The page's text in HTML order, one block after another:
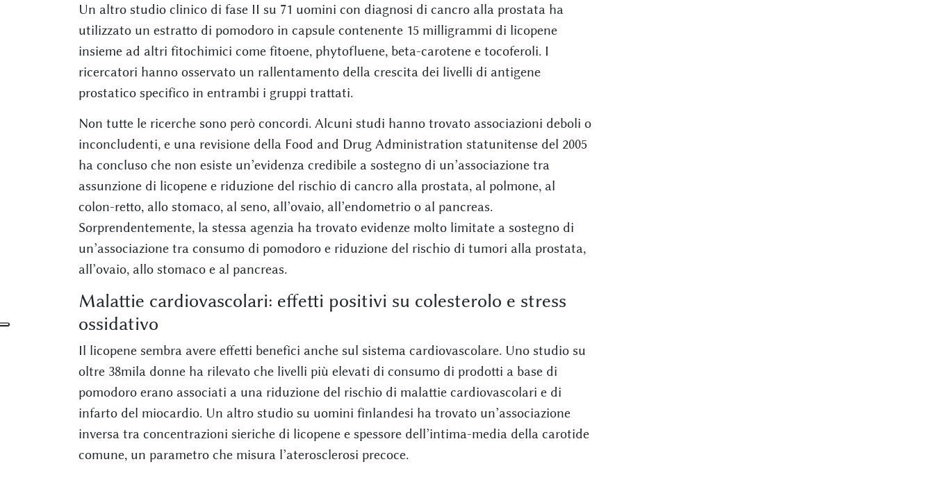
Un altro studio clinico di fase II su 71 uomini con diagnosi di cancro alla prostata ha
utilizzato un estratto di pomodoro in capsule contenente 15 milligrammi di licopene
insieme ad altri fitochimici come fitoene, phytofluene, beta-carotene e tocoferoli. I
ricercatori hanno osservato un rallentamento della crescita dei livelli di antigene
prostatico specifico in entrambi i gruppi trattati.
Non tutte le ricerche sono però concordi. Alcuni studi hanno trovato associazioni deboli o
inconcludenti, e una revisione della Food and Drug Administration statunitense del 2005
ha concluso che non esiste un’evidenza credibile a sostegno di un’associazione tra
assunzione di licopene e riduzione del rischio di cancro alla prostata, al polmone, al
colon-retto, allo stomaco, al seno, all’ovaio, all’endometrio o al pancreas.
Sorprendentemente, la stessa agenzia ha trovato evidenze molto limitate a sostegno di
un’associazione tra consumo di pomodoro e riduzione del rischio di tumori alla prostata,
all’ovaio, allo stomaco e al pancreas.
Malattie cardiovascolari: effetti positivi su colesterolo e stress
ossidativo
Il licopene sembra avere effetti benefici anche sul sistema cardiovascolare. Uno studio su
oltre 38mila donne ha rilevato che livelli più elevati di consumo di prodotti a base di
pomodoro erano associati a una riduzione del rischio di malattie cardiovascolari e di
infarto del miocardio. Un altro studio su uomini finlandesi ha trovato un’associazione
inversa tra concentrazioni sieriche di licopene e spessore dell’intima-media della carotide
comune, un parametro che misura l’aterosclerosi precoce.